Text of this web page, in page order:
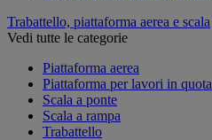
Trabattello, piattaforma aerea e scala
Vedi tutte le categorie
Piattaforma aerea
Piattaforma per lavori in quota
Scala a ponte
Scala a rampa
Trabattello